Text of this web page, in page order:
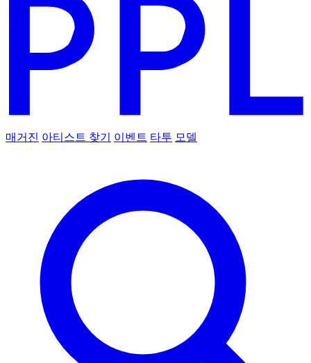
매거진 아티스트 찾기 이벤트 타투 모델